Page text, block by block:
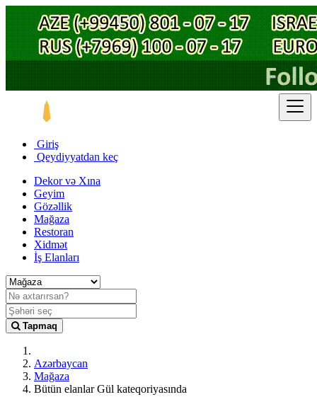
Giriş
Qeydiyyatdan keç
Dekor və Xına
Geyim
Gözəllik
Mağaza
Restoran
Xidmət
İş Elanları
Tapmaq
Azərbaycan
Mağaza
Bütün elanlar Gül kateqoriyasında